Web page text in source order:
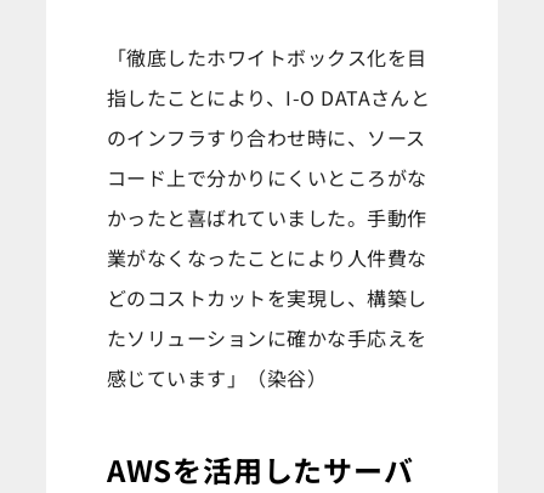
「徹底したホワイトボックス化を目
指したことにより、I-O DATAさんと
のインフラすり合わせ時に、ソース
コード上で分かりにくいところがな
かったと喜ばれていました。手動作
業がなくなったことにより人件費な
どのコストカットを実現し、構築し
たソリューションに確かな手応えを
感じています」（染谷）
AWSを活用したサーバ